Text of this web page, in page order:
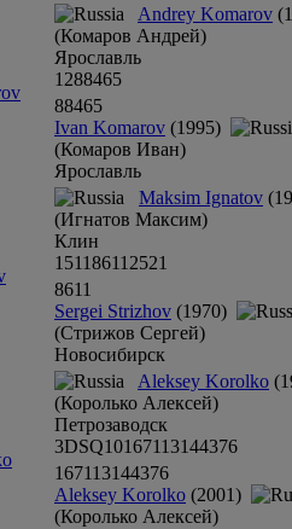
Andrey Komarov
(Комаров Андрей)
Ярославль
1288465
88465
Ivan Komarov (1995)
(Комаров Иван)
Ярославль
Maksim Ignatov
(Игнатов Mаксим)
Клин
1 51186112521
8611
Sergei Strizhov (1970)
(Стрижов Сергей)
Новосибирск
Aleksey Korolko
(Королько Алексей)
Петрозаводск
3DSQ10167113144376
167113144376
Aleksey Korolko (2001)
(Королько Алексей)